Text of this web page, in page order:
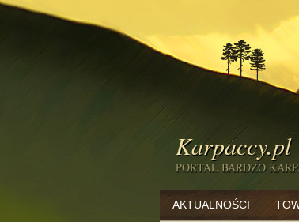
Karpaccy.pl
PORTAL BARDZO
AKTUALNOŚCI